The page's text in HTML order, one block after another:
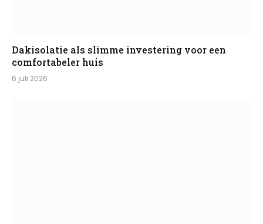
Dakisolatie als slimme investering voor een
comfortabeler huis
6 juli 2026